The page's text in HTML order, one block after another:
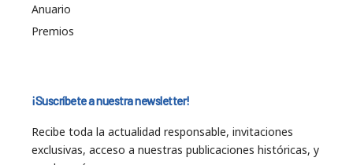
Anuario
Premios
¡Suscríbete a nuestra newsletter!
Recibe toda la actualidad responsable, invitaciones
exclusivas, acceso a nuestras publicaciones históricas, y